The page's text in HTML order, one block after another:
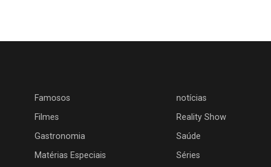
Famosos
Filmes
Gastronomia
Matérias Especiais
notícias
Reality Show
Saúde
Séries